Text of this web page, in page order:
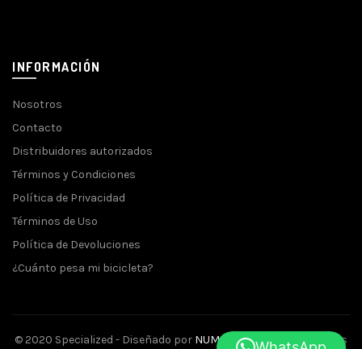
INFORMACIÓN
Nosotros
Contacto
Distribuidores autorizados
Términos y Condiciones
Política de Privacidad
Términos de Uso
Política de Devoluciones
¿Cuánto pesa mi bicicleta?
© 2020 Specialized - Diseñado por NUMINA- Todos los derechos